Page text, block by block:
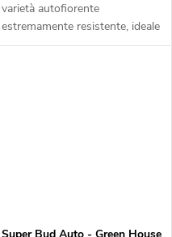
varietà autofiorente
estremamente resistente, ideale
per la coltivazione discreta e